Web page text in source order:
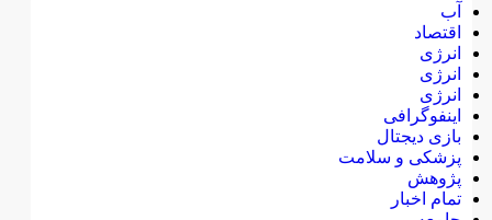
آب
اقتصاد
انرژی
انرژی
انرژی
اینفوگرافی
بازی دیجتال
پزشکی و سلامت
پژوهش
تمام اخبار